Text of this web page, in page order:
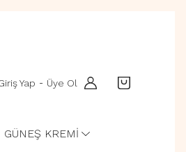
Yap - Üye Ol
GÜNEŞ KREMİ